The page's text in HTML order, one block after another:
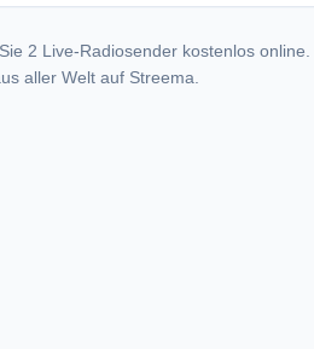
2 Live-Radiosender kostenlos
aller Welt auf Streema.